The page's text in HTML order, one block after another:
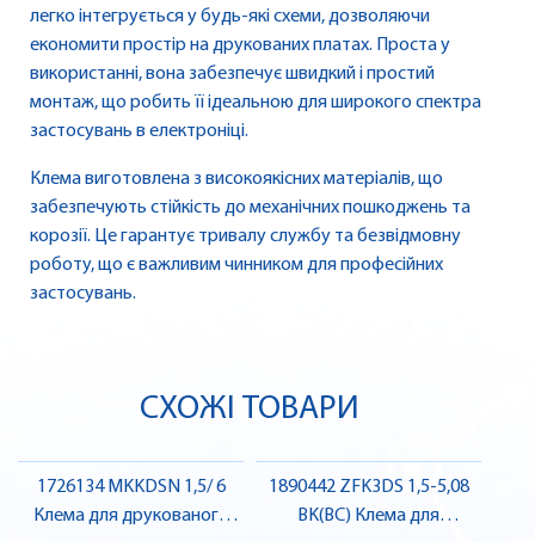
легко інтегрується у будь-які схеми, дозволяючи
економити простір на друкованих платах. Проста у
використанні, вона забезпечує швидкий і простий
монтаж, що робить її ідеальною для широкого спектра
застосувань в електроніці.
Клема виготовлена з високоякісних матеріалів, що
забезпечують стійкість до механічних пошкоджень та
корозії. Це гарантує тривалу службу та безвідмовну
роботу, що є важливим чинником для професійних
застосувань.
СХОЖІ ТОВАРИ
1726134 MKKDSN 1,5/ 6
Клема для друкованого
1890442 ZFK3DS 1,5-5,08
BK(BC) Клема для